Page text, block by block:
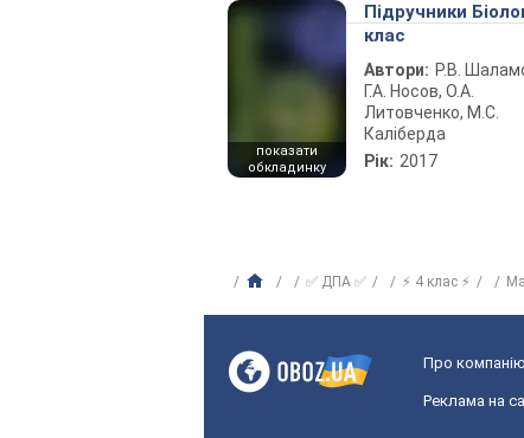
показати
обкладинку
Підручники
клас
Автори: Р.В.
Г.А. Носов, О.А.
Литовченко, М.С.
Каліберда
Рік: 2017
✅ ДПА ✅ ⚡ 4 клас ⚡
Про компанію
Реклама на